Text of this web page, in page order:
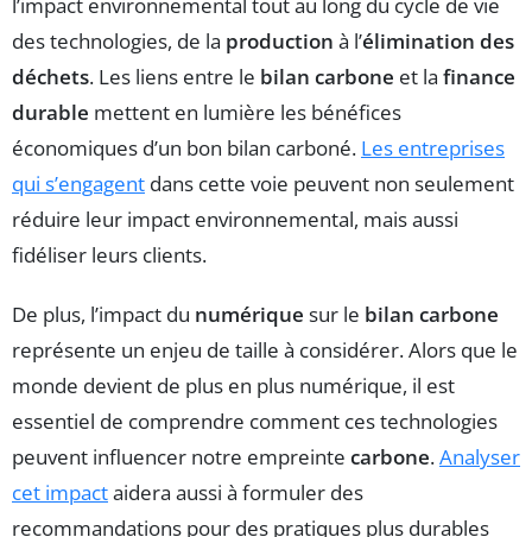
des technologies, de la production à l’élimination des
déchets. Les liens entre le bilan carbone et la finance
durable mettent en lumière les bénéfices
économiques d’un bon bilan carboné. Les entreprises
qui s’engagent dans cette voie peuvent non seulement
réduire leur impact environnemental, mais aussi
fidéliser leurs clients.
De plus, l’impact du numérique sur le bilan carbone
représente un enjeu de taille à considérer. Alors que le
monde devient de plus en plus numérique, il est
essentiel de comprendre comment ces technologies
peuvent influencer notre empreinte carbone.Analyser
cet impactaidera aussi à formuler des
recommandations pour des pratiques plus durables